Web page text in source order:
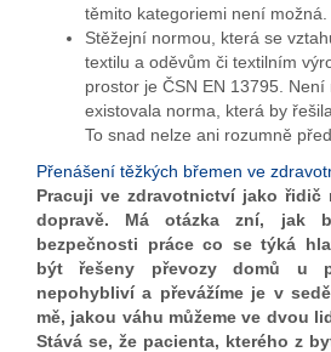
těmito kategoriemi není možná.
Stěžejní normou, která se
textilu a oděvům či textilním
prostor je ČSN EN 13795.
existovala norma, která by
To snad nelze ani rozumně
Přenášení těžkých břemen ve
Pracuji ve zdravotnictví jako řidič
dopravě. Má otázka zní, jak
bezpečnosti práce co se týká
být řešeny převozy domů u
nepohybliví a převážíme je v
mě, jakou váhu můžeme ve dvou
Stává se, že pacienta, kterého z